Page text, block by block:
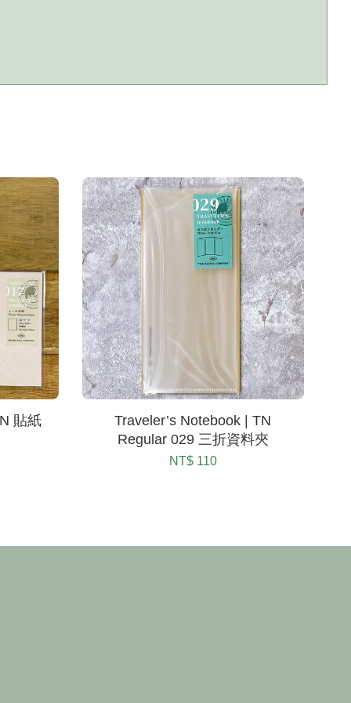
貼紙
Traveler’s Notebook | TN
Regular 029 三折資料夾
NT$ 110